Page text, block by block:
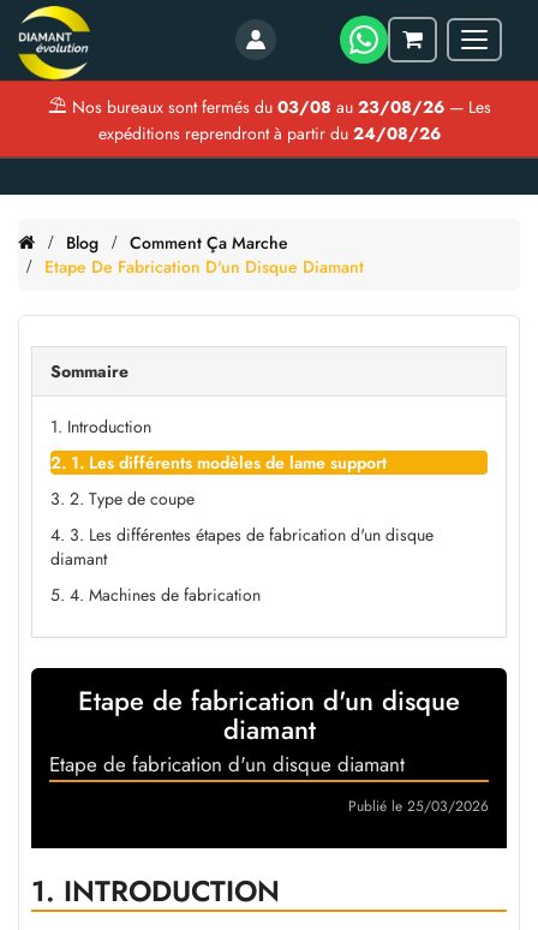
Mon
Menu
⛱ Nos bureaux sont fermés du 03/08 au 23/08/26— Les
expéditions reprendront à partir du 24/08/26
Blog
Comment Ça Marche
Etape De Fabrication D'un Disque Diamant
Sommaire
1. Introduction
2. 1. Les différents modèles de lame support
3. 2. Type de coupe
4. 3. Les différentes étapes de fabrication d'un disque
diamant
5. 4. Machines de fabrication
Etape de fabrication d'un disque
diamant
Etape de fabrication d'un disque diamant
Publié le 25/03/2026
1. INTRODUCTION